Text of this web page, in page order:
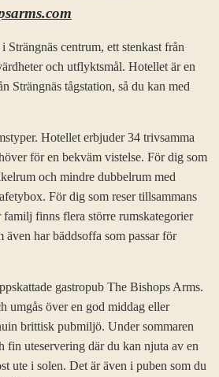
centrum, ett stenkast från
och utflyktsmål. Hotellet är en
Strängnäs tågstation, så du kan med
Hotellet erbjuder 34 trivsamma
för en bekväm vistelse. För dig som
och mindre dubbelrum med
För dig som reser tillsammans
familj finns flera större rumskategorier
även har bäddsoffa som passar för
gastropub The Bishops Arms.
umgås över en god middag eller
brittisk pubmiljö. Under sommaren
fin uteservering där du kan njuta av en
ute i solen. Det är även i puben som du